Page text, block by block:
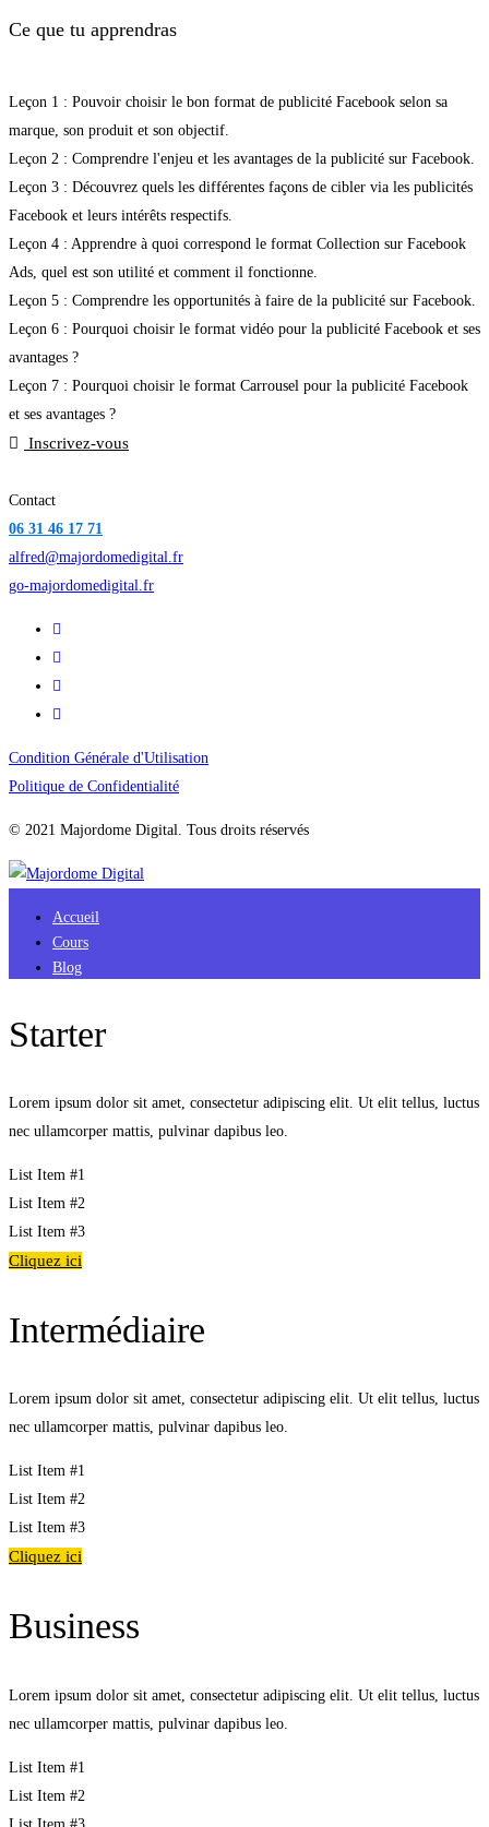
Ce que tu apprendras
Leçon 1 : Pouvoir choisir le bon format de publicité Facebook selon sa
marque, son produit et son objectif.
Leçon 2 : Comprendre l'enjeu et les avantages de la publicité sur Facebook.
Leçon 3 : Découvrez quels les différentes façons de cibler via les publicités
Facebook et leurs intérêts respectifs.
Leçon 4 : Apprendre à quoi correspond le format Collection sur Facebook
Ads, quel est son utilité et comment il fonctionne.
Leçon 5 : Comprendre les opportunités à faire de la publicité sur Facebook.
Leçon 6 : Pourquoi choisir le format vidéo pour la publicité Facebook et ses
avantages ?
Leçon 7 : Pourquoi choisir le format Carrousel pour la publicité Facebook
et ses avantages ?
Inscrivez-vous
Contact
06 31 46 17 71
alfred@majordomedigital.fr
go-majordomedigital.fr
Condition Générale d'Utilisation
Politique de Confidentialité
© 2021 Majordome Digital. Tous droits réservés
Accueil
Cours
Blog
Starter
Lorem ipsum dolor sit amet, consectetur adipiscing elit. Ut elit tellus, luctus
nec ullamcorper mattis, pulvinar dapibus leo.
List Item #1
List Item #2
List Item #3
Cliquez ici
Intermédiaire
Lorem ipsum dolor sit amet, consectetur adipiscing elit. Ut elit tellus, luctus
nec ullamcorper mattis, pulvinar dapibus leo.
List Item #1
List Item #2
List Item #3
Cliquez ici
Business
Lorem ipsum dolor sit amet, consectetur adipiscing elit. Ut elit tellus, luctus
nec ullamcorper mattis, pulvinar dapibus leo.
List Item #1
List Item #2